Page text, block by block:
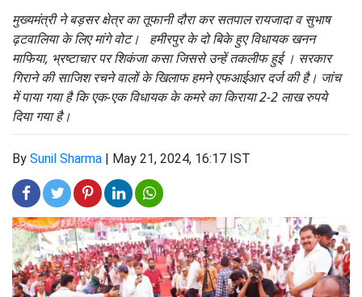
मुख्यमंत्री ने बड़सर क्षेत्र का तूफानी दौरा कर सतपाल रायजादा व सुभाष
ढ़टवालिया के लिए मांगे वोट। हमीरपुर के दो बिके हुए विधायक खनन
माफिया, भ्रष्टाचार पर शिकंजा कसा जिससे उन्हें तकलीफ हुई । सरकार
गिराने की साजिश रचने वालों के खिलाफ हमने एफआईआर दर्ज की है। जांच
में पाया गया है कि एक-एक विधायक के कमरे का किराया 2-2 लाख रुपये
दिया गया है।
By Sunil Sharma | May 21, 2024, 16:17 IST